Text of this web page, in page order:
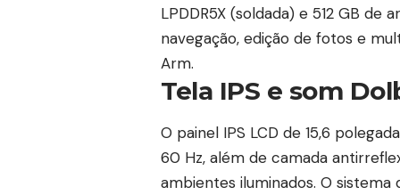
LPDDR5X (soldada) e 512 GB
navegação, edição de fotos e
Arm.
Tela IPS e som
O painel IPS LCD de 15,6
60 Hz, além de camada
ambientes iluminados. O